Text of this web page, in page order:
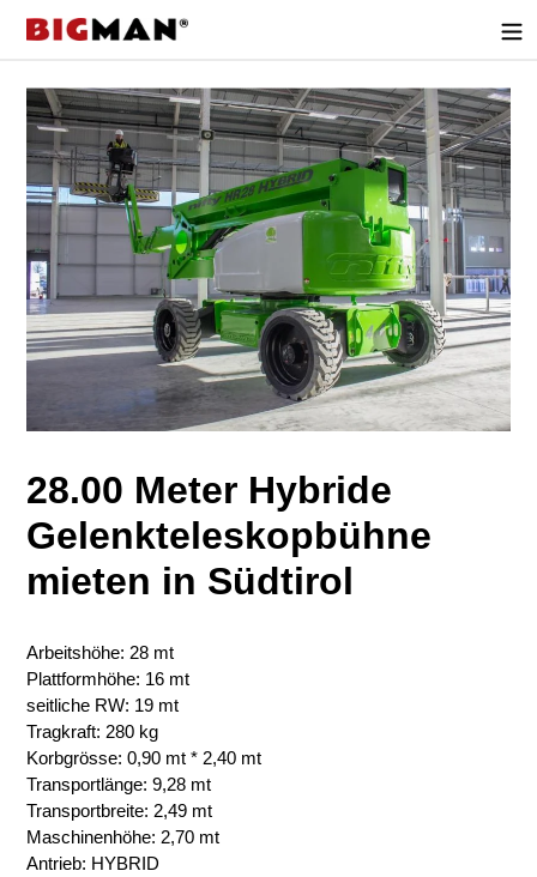
zum
28.00 Meter Hybride
Gelenkteleskopbühne
mieten in Südtirol
Arbeitshöhe: 28 mt
Plattformhöhe: 16 mt
seitliche RW: 19 mt
Tragkraft: 280 kg
Korbgrösse: 0,90 mt * 2,40 mt
Transportlänge: 9,28 mt
Transportbreite: 2,49 mt
Maschinenhöhe: 2,70 mt
Antrieb: HYBRID